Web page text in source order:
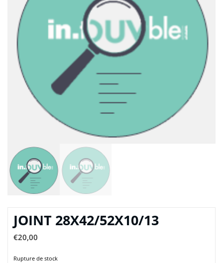
JOINT 28X42/52X10/13
€20,00
Rupture de stock